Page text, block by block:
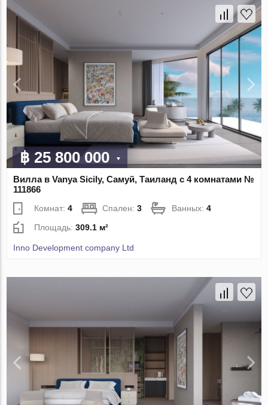
฿ 25 800 000
Вилла в Vanya Sicily, Самуй, Таиланд с 4 комнатами №
111866
Комнат:4 Спален:3 Ванных:4
Площадь:309.1 м²
Inno Development company Ltd